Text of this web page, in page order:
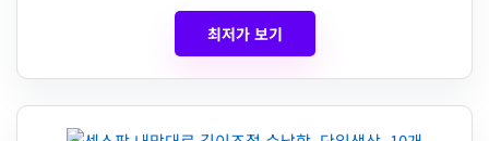
최저가 보기